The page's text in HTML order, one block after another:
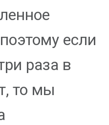
если
раза в
то мы